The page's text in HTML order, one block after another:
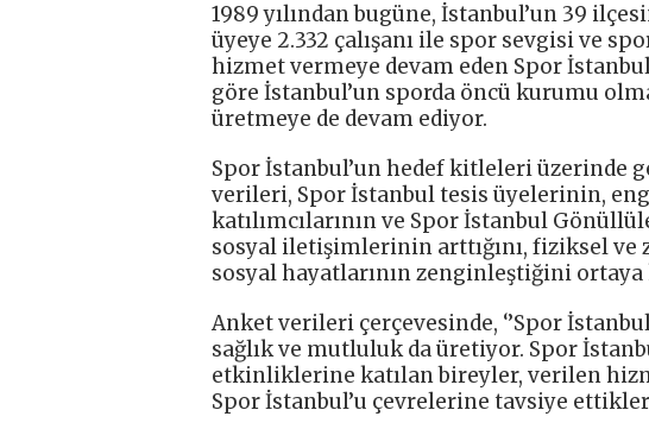
1989 yılından bugüne, İstanbul’un 39
üyeye 2.332 çalışanı ile spor sevgisi ve
hizmet vermeye devam eden Spor
göre İstanbul’un sporda öncü kurumu
üretmeye de devam ediyor.
Spor İstanbul’un hedef kitleleri üzerinde
verileri, Spor İstanbul tesis üyelerinin,
katılımcılarının ve Spor İstanbul
sosyal iletişimlerinin arttığını, fiziksel
sosyal hayatlarının zenginleştiğini ortaya
Anket verileri çerçevesinde, ‘’Spor
sağlık ve mutluluk da üretiyor. Spor
etkinliklerine katılan bireyler, verilen
Spor İstanbul’u çevrelerine tavsiye